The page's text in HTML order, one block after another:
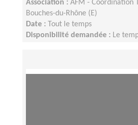
Association : AFM - Coordination
Bouches-du-Rhône (E)
Date :
Tout le temps
Disponibilité demandée : Le
sollicitation est plus importante